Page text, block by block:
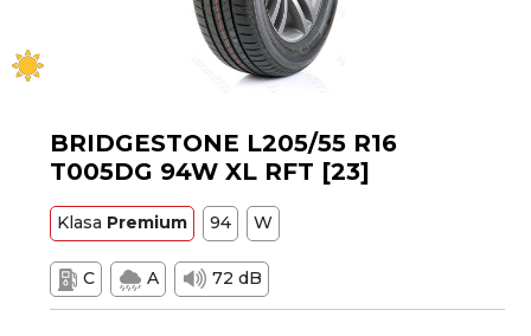
BRIDGESTONE L205/55 R16
T005DG 94W XL RFT [23]
Klasa Premium 94 W
C A 72 dB